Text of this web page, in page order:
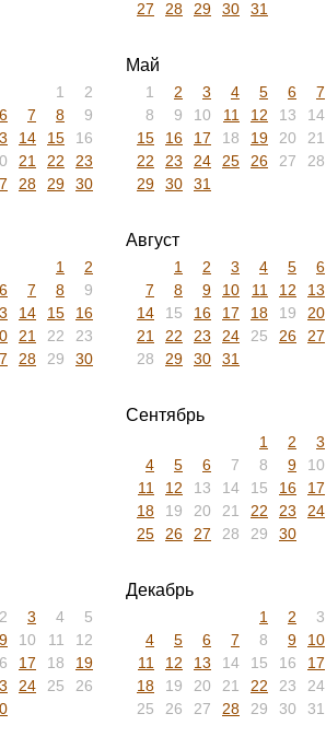
27
28 29 30 31
1
2
6 7 8
9
14 15
16
21 22
23
28 29 30
Май
1 2 3 4 5 6
7
8
9 10 11 12 13
14
15
16 17 18 19 20
21
22
23 24 25 26 27
28
29
30 31
1
2
6 7 8
9
14 15
16
21 22
23
28 29
30
Август
1 2 3 4 5
6
7
8 9 10 11 12
13
14
15 16 17 18 19
20
21
22 23 24 25 26
27
28
29 30 31
Сентябрь
1 2
3
4
5 6 7 8 9
10
11
12 13 14 15 16
17
18
19 20 21 22 23
24
25
26 27 28 29 30
2 3 4
5
9 10 11
12
17 18
19
24 25
26
Декабрь
1 2
3
4
5 6 7 8 9
10
11
12 13 14 15 16
17
18
19 20 21 22 23
24
25
26 27 28 29 30 31